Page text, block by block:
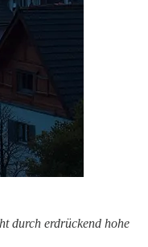
durch erdrückend hohe